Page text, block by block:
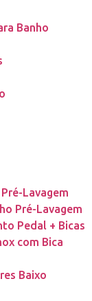
Banho
Lavagem
Pré-Lavagem
Pedal + Bicas
com Bica
Baixo